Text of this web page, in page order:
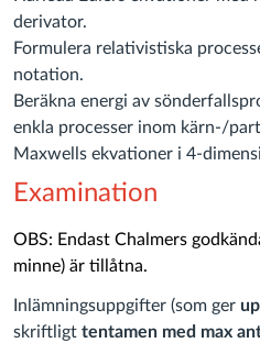
derivator.
Formulera relativistiska
notation.
Beräkna energi av
enkla processer inom kärn-/
Maxwells ekvationer i 4-
Examination
OBS: Endast Chalmers
minne) är tillåtna.
Inlämningsuppgifter (som ger
skriftligt tentamen med max